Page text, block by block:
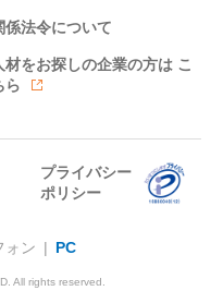
係法令について
材をお探しの企業の方は こ
ら
プライバシー
ポリシー
ォン | PC
All rights reserved.